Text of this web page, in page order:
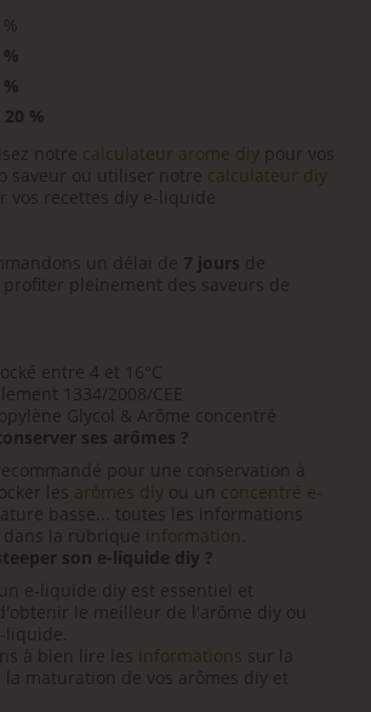
%
%
20 %
notre calculateur arome diy pour vos
saveur ou utiliser notre calculateur diy
vos recettes diy e-liquide
un délai de 7 jours de
pleinement des saveurs de
entre 4 et 16°C
1334/2008/CEE
Glycol & Arôme concentré
ses arômes ?
pour une conservation à
les arômes diy ou un concentré e-
basse... toutes les informations
la rubrique information
son e-liquide diy ?
e-liquide diy est essentiel et
le meilleur de l'arôme diy ou
à bien lire les informations sur la
maturation de vos arômes diy et